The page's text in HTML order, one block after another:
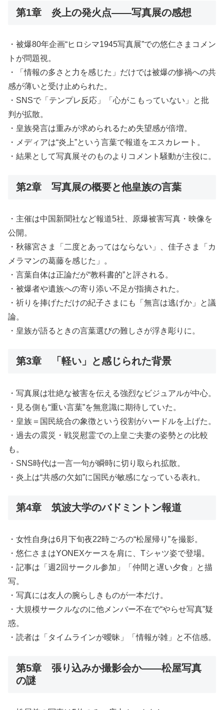
第1章 炎上の発火点——写真展の感想
・被爆80年企画“ヒロシマ1945写真展”での悠仁さまコメン
トが問題視。
・「情報の多さと力を感じた」だけでは被爆の惨禍への共
感が薄いと受け止められた。
・SNSで「テンプレ反応」「心がこもっていない」と批
判が拡散。
・皇族発言は重みが求められるため失望感が倍増。
・メディアは“炎上”という言葉で報道をエスカレート。
・結果として写真展そのものよりコメント騒動が主役に。
第2章 写真展の概要と他皇族の言葉
・主催は中国新聞社など報道5社、原爆被害写真・映像を
公開。
・秋篠宮さま「二度とあってはならない」、佳子さま「カ
メラマンの葛藤を感じた」。
・言葉自体は正論だが“教科書的”と評される。
・被爆者や遺族への寄り添い不足が指摘された。
・祈りを捧げただけの紀子さまにも「無言は逃げか」と議
論。
・皇族が語るときの言葉選びの難しさが浮き彫りに。
第3章 「軽い」と感じられた背景
・写真展は壮絶な被害を伝える強烈なビジュアルが中心。
・見る側も“重い言葉”を無意識に期待していた。
・皇族＝国民統合の象徴という役割がハードルを上げた。
・過去の震災・戦災慰霊での上皇ご夫妻の姿勢との比較
も。
・SNS時代は一言一句が瞬時に切り取られ拡散。
・炎上は“共感の欠如”に国民が敏感になっている表れ。
第4章 筑波大学のバドミントン報道
・女性自身は6月下旬夜22時ごろの“松屋帰り”を撮影。
・悠仁さまはYONEXケースを肩に、Tシャツ姿で登場。
・記事は「週2回サークル参加」「仲間と遅い夕食」と描
写。
・写真には友人の腕らしきものが一本だけ。
・大規模サークルなのに他メンバー不在で“やらせ写真”疑
惑。
・読者は「タイムラインが曖昧」「情報が雑」と不信感。
第5章 張り込みか撮影会か——松屋写真
の謎